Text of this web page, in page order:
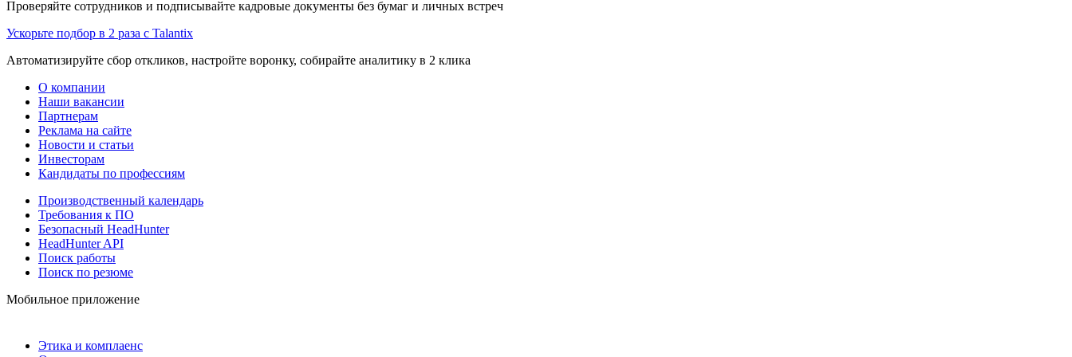
Проверяйте сотрудников и подписывайте кадровые документы без бумаг и личных встреч
Ускорьте подбор в 2 раза с Talantix
Автоматизируйте сбор откликов, настройте воронку, собирайте аналитику в 2 клика
О компании
Наши вакансии
Партнерам
Реклама на сайте
Новости и статьи
Инвесторам
Кандидаты по профессиям
Производственный календарь
Требования к ПО
Безопасный HeadHunter
HeadHunter API
Поиск работы
Поиск по резюме
Мобильное приложение
Этика и комплаенс